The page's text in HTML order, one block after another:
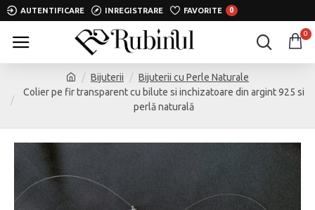
AUTENTIFICARE INREGISTRARE FAVORITE 0
0
Bijuterii
Bijuterii cu Perle Naturale
Colier pe fir transparent cu bilute si inchizatoare din argint 925 si
perlă naturală